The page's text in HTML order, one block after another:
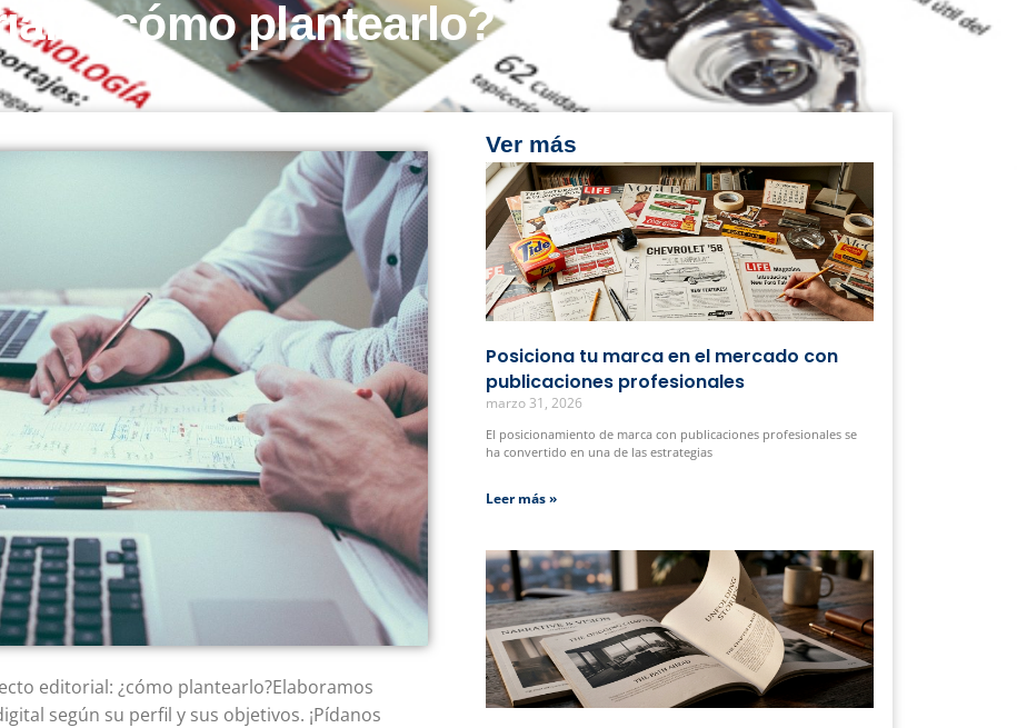
¿cómo plantearlo?
editorial: ¿cómo plantearlo?Elaboramos
según su perfil y sus objetivos. ¡Pídanos
Ver más
Posiciona tu marca en el mercado con
publicaciones profesionales
marzo 31, 2026
El posicionamiento de marca con publicaciones profesionales se
ha convertido en una de las estrategias
Leer más »